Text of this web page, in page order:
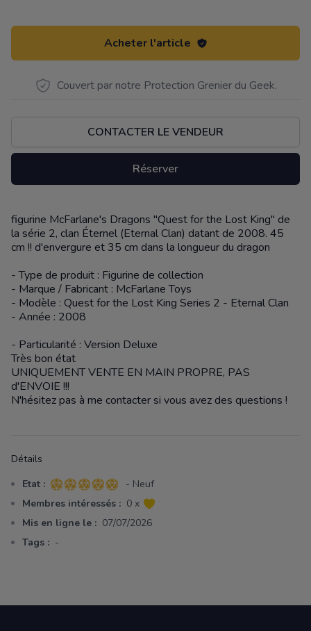
Acheter l'article
Couvert par notre Protection Grenier du Geek.
CONTACTER LE VENDEUR
Réserver
Description
figurine McFarlane's Dragons "Quest for the Lost King" de
la série 2, clan Éternel (Eternal Clan) datant de 2008. 45
cm !! d'envergure et 35 cm dans la longueur du dragon
- Type de produit : Figurine de collection
- Marque / Fabricant : McFarlane Toys
- Modèle : Quest for the Lost King Series 2 - Eternal Clan
- Année : 2008
- Particularité : Version Deluxe
Très bon état
UNIQUEMENT VENTE EN MAIN PROPRE, PAS
d'ENVOIE !!!
N'hésitez pas à me contacter si vous avez des questions !
Détails
Etat : 5 sur 5 étoiles
- Neuf
Membres intéressés : 0 x
Mis en ligne le : 07/07/2026
Tags : -